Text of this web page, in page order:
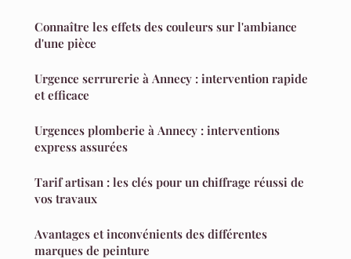
Connaître les effets des couleurs sur l'ambiance
d'une pièce
Urgence serrurerie à Annecy : intervention rapide
et efficace
Urgences plomberie à Annecy : interventions
express assurées
Tarif artisan : les clés pour un chiffrage réussi de
vos travaux
Avantages et inconvénients des différentes
marques de peinture